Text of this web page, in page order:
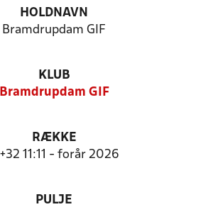
HOLDNAVN
Bramdrupdam GIF
KLUB
Bramdrupdam GIF
RÆKKE
11:11 - forår 2026
PULJE